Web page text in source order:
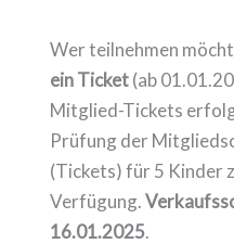
Wer teilnehmen
ein Ticket(ab
Mitglied-Tickets
Prüfung der
(Tickets) für 5 Kinder
Verfügung.
16.01.2025.